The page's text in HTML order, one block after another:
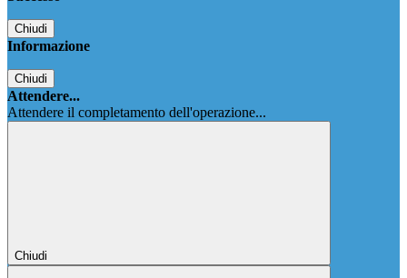
Chiudi
Informazione
Chiudi
Attendere...
Attendere il completamento dell'operazione...
Chiudi